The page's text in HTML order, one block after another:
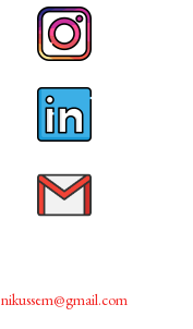
nikussem@gmail.com